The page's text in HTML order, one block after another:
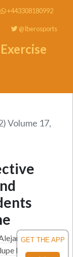
GET THE APP
+443308180992
@Iberosports
Volume 17,
Esparza